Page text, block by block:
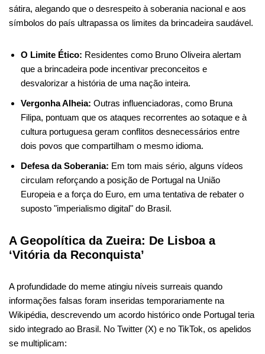
sátira, alegando que o desrespeito à soberania nacional e aos
símbolos do país ultrapassa os limites da brincadeira saudável.
O Limite Ético: Residentes como Bruno Oliveira alertam
que a brincadeira pode incentivar preconceitos e
desvalorizar a história de uma nação inteira.
Vergonha Alheia: Outras influenciadoras, como Bruna
Filipa, pontuam que os ataques recorrentes ao sotaque e à
cultura portuguesa geram conflitos desnecessários entre
dois povos que compartilham o mesmo idioma.
Defesa da Soberania: Em tom mais sério, alguns vídeos
circulam reforçando a posição de Portugal na União
Europeia e a força do Euro, em uma tentativa de rebater o
suposto "imperialismo digital" do Brasil.
A Geopolítica da Zueira: De Lisboa a
‘Vitória da Reconquista’
A profundidade do meme atingiu níveis surreais quando
informações falsas foram inseridas temporariamente na
Wikipédia, descrevendo um acordo histórico onde Portugal teria
sido integrado ao Brasil. No Twitter (X) e no TikTok, os apelidos
se multiplicam: